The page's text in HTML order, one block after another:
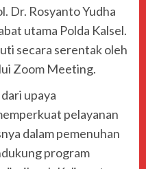
Dr. Rosyanto Yudha
utama Polda Kalsel.
secara serentak oleh
Zoom Meeting.
upaya
pelayanan
dalam pemenuhan
program